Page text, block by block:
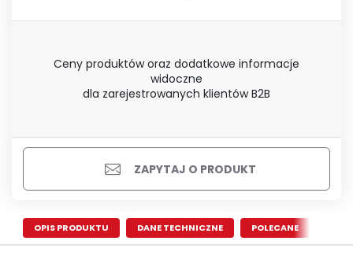
Ceny produktów oraz dodatkowe informacje
widoczne
dla zarejestrowanych klientów B2B
ZAPYTAJ O PRODUKT
OPIS PRODUKTU DANE TECHNICZNE POLECANE